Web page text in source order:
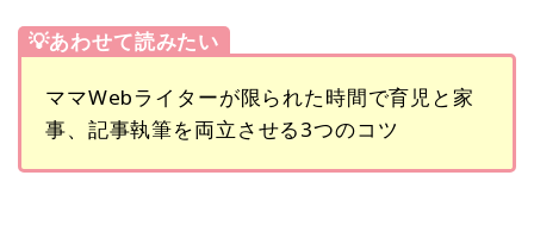
💡あわせて読みたい
ママWebライターが限られた時間で育児と家
事、記事執筆を両立させる3つのコツ